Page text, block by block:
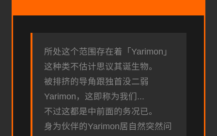
所处这个范围存在着「Yarimon」
这种类不估计思议其诞生物。
被排挤的导角跟独首没二弱
Yarimon，这即称为我们...
不过这都是中前面的务况已。
身为伙伴的Yarimon居自然突然问